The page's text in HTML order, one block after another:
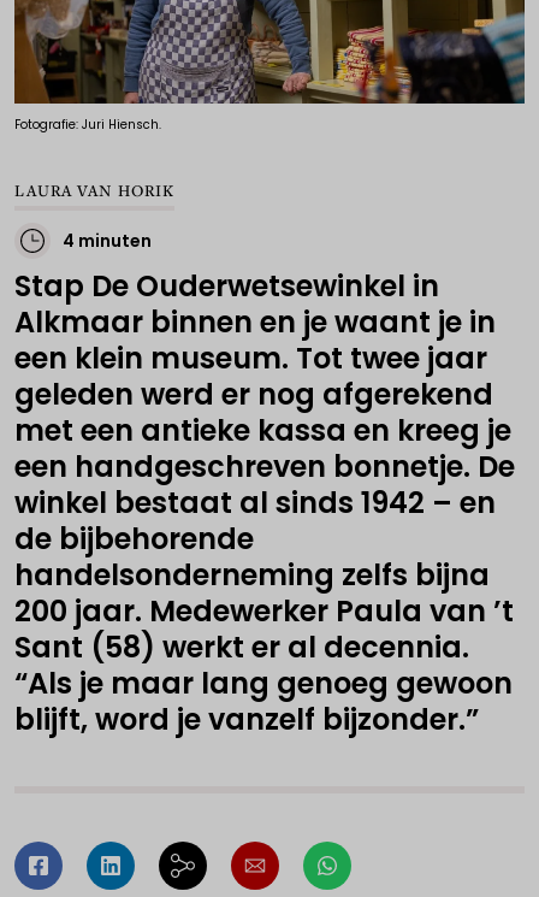
Fotografie: Juri Hiensch.
LAURA VAN HORIK
4 minuten
Stap De Ouderwetsewinkel in
Alkmaar binnen en je waant je in
een klein museum. Tot twee jaar
geleden werd er nog afgerekend
met een antieke kassa en kreeg je
een handgeschreven bonnetje. De
winkel bestaat al sinds 1942 – en
de bijbehorende
handelsonderneming zelfs bijna
200 jaar. Medewerker Paula van ’t
Sant (58) werkt er al decennia.
“Als je maar lang genoeg gewoon
blijft, word je vanzelf bijzonder.”